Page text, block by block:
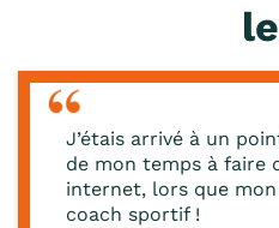
J’étais arrivé à un
de mon temps à faire
internet, lors que
coach sportif !